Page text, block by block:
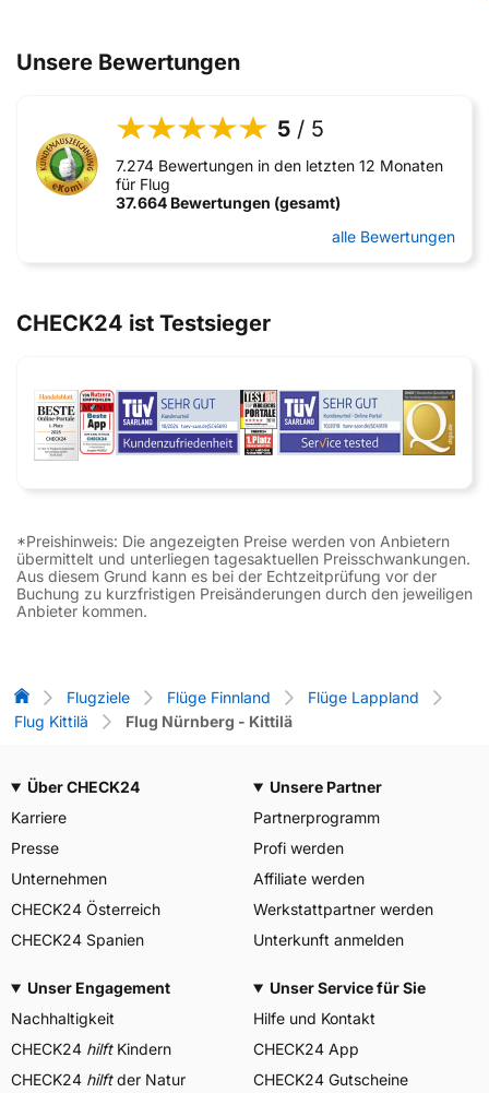
Unsere Bewertungen
5 / 5
7.274 Bewertungen in den letzten 12 Monaten
für Flug
37.664 Bewertungen (gesamt)
alle Bewertungen
CHECK24 ist Testsieger
*Preishinweis: Die angezeigten Preise werden von Anbietern
übermittelt und unterliegen tagesaktuellen Preisschwankungen.
Aus diesem Grund kann es bei der Echtzeitprüfung vor der
Buchung zu kurzfristigen Preisänderungen durch den jeweiligen
Anbieter kommen.
Flug-Vergleich
Flugziele Flüge Finnland
Flüge Lappland
Flug Kittilä
Flug Nürnberg - Kittilä
Über CHECK24
Karriere
Presse
Unternehmen
CHECK24 Österreich
CHECK24 Spanien
Unsere Partner
Partnerprogramm
Profi werden
Affiliate werden
Werkstattpartner werden
Unterkunft anmelden
Unser Engagement
Nachhaltigkeit
CHECK24 hilftKindern
CHECK24 hilftder Natur
Unser Service für Sie
Hilfe und Kontakt
CHECK24 App
CHECK24 Gutscheine